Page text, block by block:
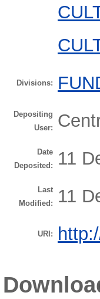
Divisions:
Depositing
User:
Date
Deposited:
11
Last
Modified:
11
URI: